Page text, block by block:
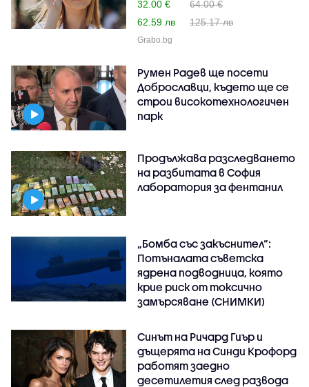
32.00 €
64.00 €
62.59 лв
125.17 лв
Grabo.bg
Румен Радев ще посети
Доброславци, където ще се
строи високотехнологичен
парк
Продължава разследването
на разбитата в София
лаборатория за фентанил
„Бомба със закъснител“:
Потъналата съветска
ядрена подводница, която
крие риск от токсично
замърсяване (СНИМКИ)
Синът на Ричард Гиър и
дъщерята на Синди Крофорд
работят заедно
десетилетия след развода